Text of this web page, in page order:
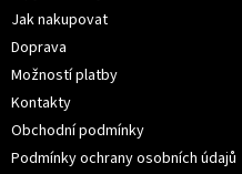
Jak nakupovat
Doprava
Možností platby
Kontakty
Obchodní podmínky
Podmínky ochrany osobních údajů